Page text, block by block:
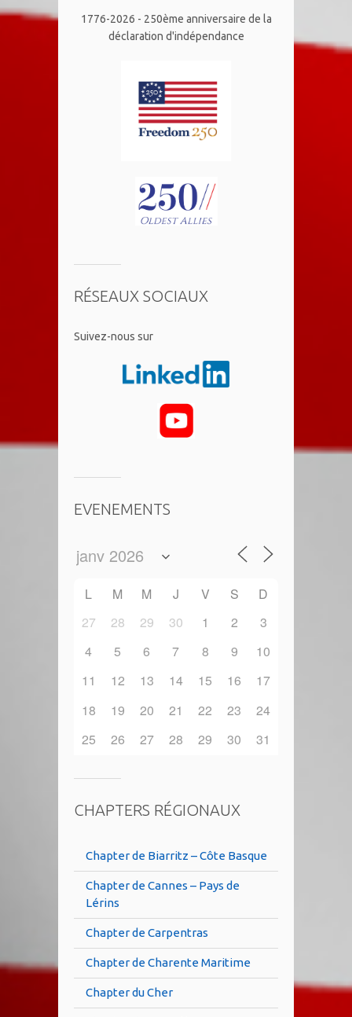
1776-2026 - 250ème anniversaire de la
déclaration d'indépendance
RÉSEAUX SOCIAUX
​Suivez-nous sur
EVENEMENTS
L M M J V S
D
27
28 29 30 1 2
3
4
5 6 7 8 9
10
11
12 13 14 15 16
17
18
19 20 21 22 23
24
25
26 27 28 29 30 31
CHAPTERS RÉGIONAUX
Chapter de Biarritz – Côte Basque
Chapter de Cannes – Pays de
Lérins
Chapter de Carpentras
Chapter de Charente Maritime
Chapter du Cher